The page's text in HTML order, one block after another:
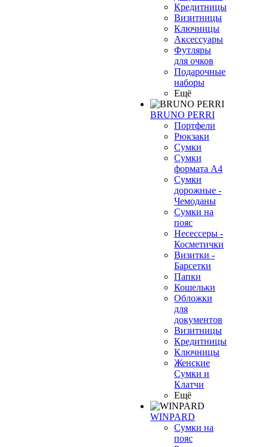
Кредитницы
Визитницы
Ключницы
Аксессуары
Футляры
для очков
Подарочные
наборы
Ещё
BRUNO PERRI
Портфели
Рюкзаки
Сумки
Сумки
формата А4
Сумки
дорожные -
Чемоданы
Сумки на
пояс
Несессеры -
Косметички
Визитки -
Барсетки
Папки
Кошельки
Обложки
для
документов
Визитницы
Кредитницы
Ключницы
Женские
Сумки и
Клатчи
Ещё
WINPARD
Сумки на
пояс